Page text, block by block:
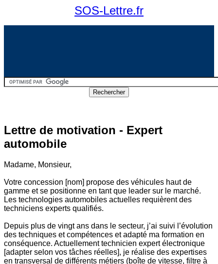
SOS-Lettre.fr
Lettre de motivation - Expert
automobile
Madame, Monsieur,
Votre concession [nom] propose des véhicules haut de
gamme et se positionne en tant que leader sur le marché.
Les technologies automobiles actuelles requièrent des
techniciens experts qualifiés.
Depuis plus de vingt ans dans le secteur, j’ai suivi l’évolution
des techniques et compétences et adapté ma formation en
conséquence. Actuellement technicien expert électronique
[adapter selon vos tâches réelles], je réalise des expertises
en transversal de différents métiers (boîte de vitesse, filtre à